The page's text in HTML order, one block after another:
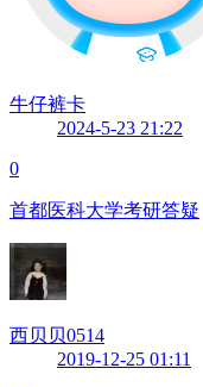
牛仔裤卡
2024-5-23 21:22
0
首都医科大学考研答疑
西贝贝0514
2019-12-25 01:11